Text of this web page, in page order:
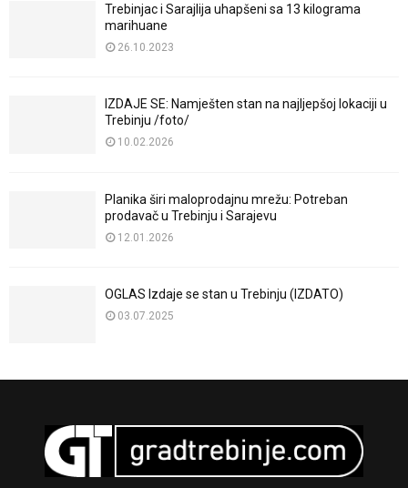
Trebinjac i Sarajlija uhapšeni sa 13 kilograma
marihuane
26.10.2023
IZDAJE SE: Namješten stan na najljepšoj lokaciji u
Trebinju /foto/
10.02.2026
Planika širi maloprodajnu mrežu: Potreban
prodavač u Trebinju i Sarajevu
12.01.2026
OGLAS Izdaje se stan u Trebinju (IZDATO)
03.07.2025